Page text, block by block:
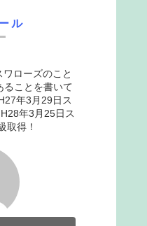
ル
ローズのこと
ることを書いて
年3月29日ス
年3月25日ス
取得！